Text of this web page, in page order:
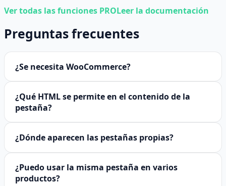
Ver todas las funciones PROLeer la documentación
Preguntas frecuentes
¿Se necesita WooCommerce?
¿Qué HTML se permite en el contenido de la
pestaña?
¿Dónde aparecen las pestañas propias?
¿Puedo usar la misma pestaña en varios
productos?